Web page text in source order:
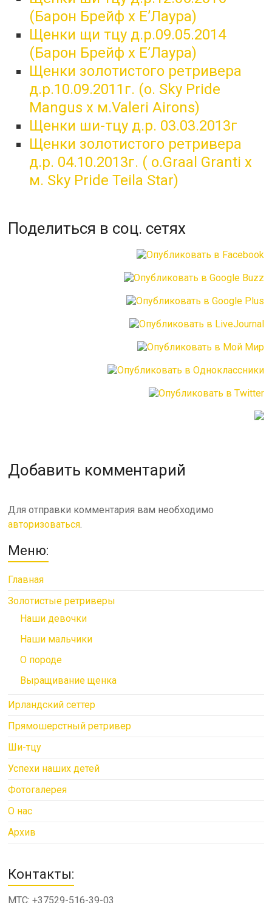
(Барон Брейф x Е’Лаура)
Щенки щи тцу д.р.09.05.2014
(Барон Брейф x Е’Лаура)
Щенки золотистого ретривера
д.р.10.09.2011г. (о. Sky Pride
Mangus x м.Valeri Airons)
Щенки ши-тцу д.р. 03.03.2013г
Щенки золотистого ретривера
д.р. 04.10.2013г. ( о.Graal Granti x
м. Sky Pride Teila Star)
Поделиться в соц. сетях
Добавить комментарий
Для отправки комментария вам необходимо
авторизоваться.
Меню:
Главная
Золотистые ретриверы
Наши девочки
Наши мальчики
О породе
Выращивание щенка
Ирландский сеттер
Прямошерстный ретривер
Ши-тцу
Успехи наших детей
Фотогалерея
О нас
Архив
Контакты:
МТС: +37529-516-39-03